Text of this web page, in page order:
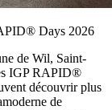
Days 2026
de Wil, Saint-
IGP RAPID®
découvrir plus
de